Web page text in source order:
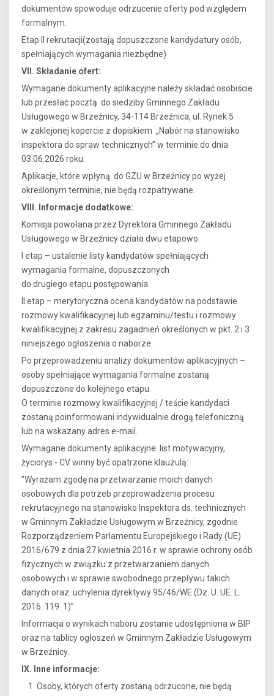
dokumentów spowoduje odrzucenie oferty pod względem
formalnym.
Etap II rekrutacji(zostają dopuszczone kandydatury osób,
spełniających wymagania niezbędne)
VII. Składanie ofert:
Wymagane dokumenty aplikacyjne należy składać osobiście
lub przesłać pocztą do siedziby Gminnego Zakładu
Usługowego w Brzeźnicy, 34-114 Brzeźnica, ul. Rynek 5
w zaklejonej kopercie z dopiskiem „Nabór na stanowisko
inspektora do spraw technicznych” w terminie do dnia
03.06.2026 roku.
Aplikacje, które wpłyną do GZU w Brzeźnicy po wyżej
określonym terminie, nie będą rozpatrywane.
VIII. Informacje dodatkowe:
Komisja powołana przez Dyrektora Gminnego Zakładu
Usługowego w Brzeźnicy działa dwu etapowo:
I etap – ustalenie listy kandydatów spełniających
wymagania formalne, dopuszczonych
do drugiego etapu postępowania.
II etap – merytoryczna ocena kandydatów na podstawie
rozmowy kwalifikacyjnej lub egzaminu/testu i rozmowy
kwalifikacyjnej z zakresu zagadnień określonych w pkt. 2 i 3
niniejszego ogłoszenia o naborze.
Po przeprowadzeniu analizy dokumentów aplikacyjnych –
osoby spełniające wymagania formalne zostaną
dopuszczone do kolejnego etapu.
O terminie rozmowy kwalifikacyjnej / teście kandydaci
zostaną poinformowani indywidualnie drogą telefoniczną
lub na wskazany adres e-mail.
Wymagane dokumenty aplikacyjne: list motywacyjny,
życiorys - CV winny być opatrzone klauzulą:
”Wyrażam zgodę na przetwarzanie moich danych
osobowych dla potrzeb przeprowadzenia procesu
rekrutacyjnego na stanowisko Inspektora ds. technicznych
w Gminnym Zakładzie Usługowym w Brzeźnicy, zgodnie
Rozporządzeniem Parlamentu Europejskiego i Rady (UE)
2016/679 z dnia 27 kwietnia 2016 r. w sprawie ochrony osób
fizycznych w związku z przetwarzaniem danych
osobowych i w sprawie swobodnego przepływu takich
danych oraz uchylenia dyrektywy 95/46/WE (Dz. U. UE. L.
2016. 119. 1)”.
Informacja o wynikach naboru zostanie udostępniona w BIP
oraz na tablicy ogłoszeń w Gminnym Zakładzie Usługowym
w Brzeźnicy.
IX. Inne informacje:
Osoby, których oferty zostaną odrzucone, nie będą